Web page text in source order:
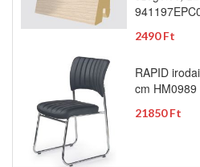
2490 Ft
RAPID
cm HM0989
21850 Ft